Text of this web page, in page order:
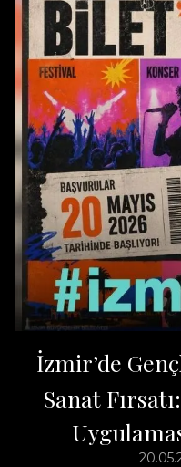
İzmir’de
Sanat